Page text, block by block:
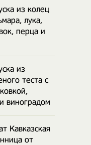
из колец
лука,
перца и
из
теста с
виноградом
Кавказская
от